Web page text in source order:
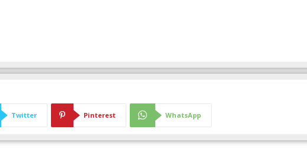
Twitter Pinterest WhatsApp